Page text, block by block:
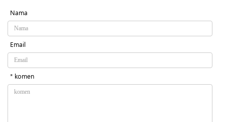
Nama
Email
* komen